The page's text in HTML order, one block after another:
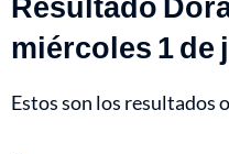
miércoles 1 de
Estos son los resultados